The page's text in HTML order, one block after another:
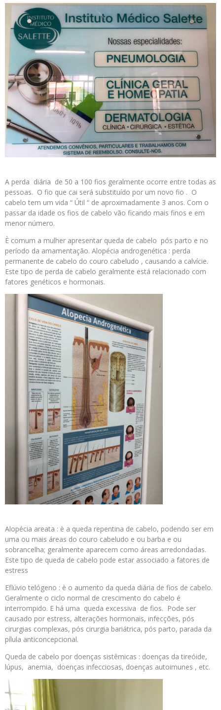
A perda diária de 50 a 100 fios geralmente ocorre entre todas as
pessoas. O fio que cai será substituído por um novo fio . O
cabelo tem um vida “ Útil “ de aproximadamente 3 anos. Com o
passar da idade os fios de cabelo vão ficando mais finos e em
menor número.
È comum a mulher apresentar queda de cabelo pós parto e no
período da amamentação. Alopécia androgenética : perda
permanente de cabelo do couro cabeludo , causando a calvície.
Este tipo de perda de cabelo geralmente está relacionado com
fatores genéticos e hormonais.
Alopécia areata : è a queda repentina de cabelo, podendo ser em
uma ou mais áreas do couro cabeludo e ou barba e ou
sobrancelha; geralmente aparecem como áreas arredondadas.
Este tipo de queda de cabelo pode estar associado a fatores de
estress
Eflúvio telógeno : è o aumento da queda diária de fios de cabelo.
Geralmente o ciclo normal de crescimento do cabelo é
interrompido. E há uma queda excessiva de fios. Pode ser
causado por estress, alterações hormonais, infecções, pós
cirurgias complexas, pós cirurgia bariátrica, pós parto, parada da
pílula anticoncepcional.
Queda de cabelo por doenças sistêmicas : doenças da tireóide,
lúpus, anemia, doenças infecciosas, doenças autoimunes , etc.